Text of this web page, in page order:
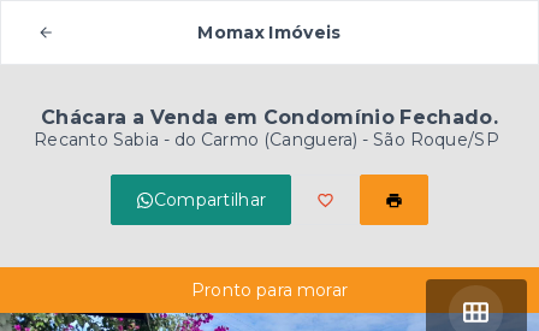
Momax Imóveis
Chácara a Venda em Condomínio Fechado.
Recanto Sabia - do Carmo (Canguera) - São Roque/SP
Compartilhar
Pronto para morar